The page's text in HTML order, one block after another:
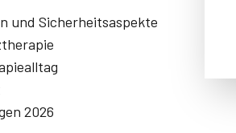
und Sicherheitsaspekte
2026